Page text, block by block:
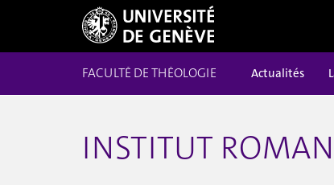
FACULTÉ DE THÉOLOGIE Actualités
INSTITUT